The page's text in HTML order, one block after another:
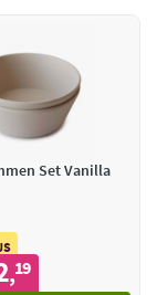
Set Vanilla
,19